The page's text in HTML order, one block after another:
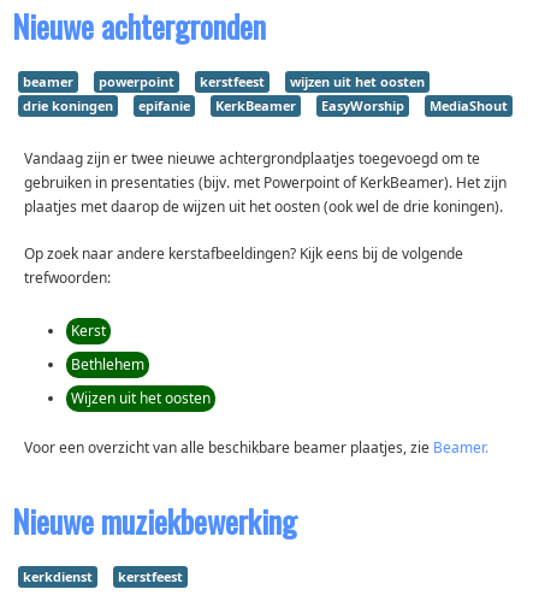
Nieuwe achtergronden
beamer powerpoint kerstfeest
wijzen uit het oosten
drie koningen
epifanie KerkBeamer EasyWorship MediaShout
Vandaag zijn er twee nieuwe achtergrondplaatjes toegevoegd om te
gebruiken in presentaties (bijv. met Powerpoint of KerkBeamer). Het zijn
plaatjes met daarop de wijzen uit het oosten (ook wel de drie koningen).
Op zoek naar andere kerstafbeeldingen? Kijk eens bij de volgende
trefwoorden:
Kerst
Bethlehem
Wijzen uit het oosten
Voor een overzicht van alle beschikbare beamer plaatjes, zie Beamer.
Nieuwe muziekbewerking
kerkdienst kerstfeest